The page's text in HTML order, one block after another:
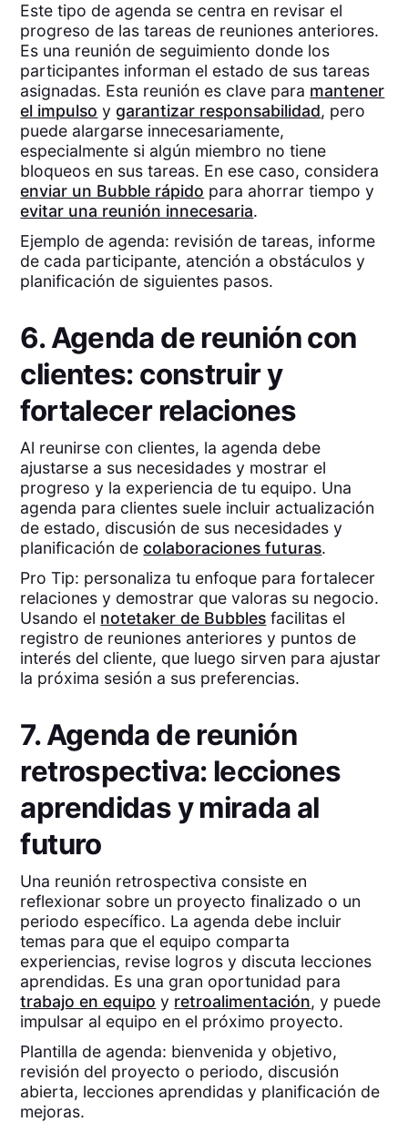
Este tipo de agenda se centra en revisar el
progreso de las tareas de reuniones anteriores.
Es una reunión de seguimiento donde los
participantes informan el estado de sus tareas
asignadas. Esta reunión es clave para mantener
el impulso ygarantizar responsabilidad, pero
puede alargarse innecesariamente,
especialmente si algún miembro no tiene
bloqueos en sus tareas. En ese caso, considera
enviar un Bubble rápido para ahorrar tiempo y
evitar una reunión innecesaria.
Ejemplo de agenda: revisión de tareas, informe
de cada participante, atención a obstáculos y
planificación de siguientes pasos.
6. Agenda de reunión con
clientes: construir y
fortalecer relaciones
Al reunirse con clientes, la agenda debe
ajustarse a sus necesidades y mostrar el
progreso y la experiencia de tu equipo. Una
agenda para clientes suele incluir actualización
de estado, discusión de sus necesidades y
planificación decolaboraciones futuras.
Pro Tip: personaliza tu enfoque para fortalecer
relaciones y demostrar que valoras su negocio.
Usando el notetaker de Bubbles facilitas el
registro de reuniones anteriores y puntos de
interés del cliente, que luego sirven para ajustar
la próxima sesión a sus preferencias.
7. Agenda de reunión
retrospectiva: lecciones
aprendidas y mirada al
futuro
Una reunión retrospectiva consiste en
reflexionar sobre un proyecto finalizado o un
periodo específico. La agenda debe incluir
temas para que el equipo comparta
experiencias, revise logros y discuta lecciones
aprendidas. Es una gran oportunidad para
trabajo en equipo y retroalimentación, y puede
impulsar al equipo en el próximo proyecto.
Plantilla de agenda: bienvenida y objetivo,
revisión del proyecto o periodo, discusión
abierta, lecciones aprendidas y planificación de
mejoras.